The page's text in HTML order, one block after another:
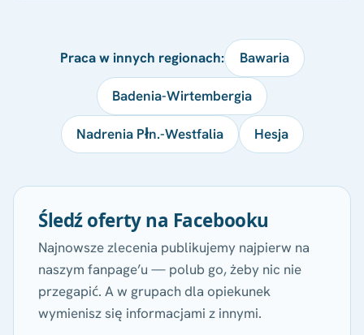
Praca w innych regionach: Bawaria
Badenia-Wirtembergia
Nadrenia Płn.-Westfalia Hesja
Śledź oferty na Facebooku
Najnowsze zlecenia publikujemy najpierw na
naszym fanpage’u — polub go, żeby nic nie
przegapić. A w grupach dla opiekunek
wymienisz się informacjami z innymi.